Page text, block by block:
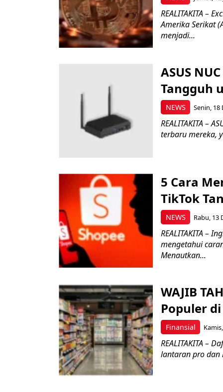
REALITAKITA –
Amerika Serikat
menjadi...
NEWS
ASUS
Tangguh
Senin, 18
REALITAKITA –
terbaru mereka,
NEWS
5 Cara
TikTok
Rabu, 13
REALITAKITA –
mengetahui
Menautkan...
Finansial
WAJIB
Populer
REALITAKITA –
lantaran pro dan